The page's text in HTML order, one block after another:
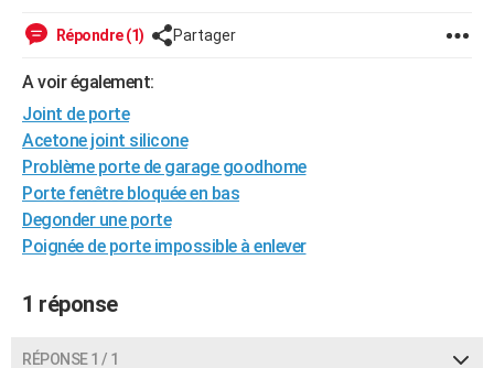
Guides de France
Escapades
Patrimoine
Expositions
Musées
Week-end nature
LIFESTYLE
Art de vivre
Bien-être
Loisirs
Mode
Modes de vie
SANTE
Alimentation
Guide de la santé
Maladies
Médicaments
Sommeil
VOYAGE
Destinations
City break
Voyage nature
Voyage de noces
Forum
Climat
PHOTO
GUIDES D'ACHAT
BONS PLANS
CARTE DE VOEUX
DICTIONNAIRE
Répondre (1) Partager
A voir également:
Joint de porte
Acetone joint silicone
Problème porte de garage goodhome
Porte fenêtre bloquée en bas
Degonder une porte
Poignée de porte impossible à enlever
1 réponse
RÉPONSE 1 / 1